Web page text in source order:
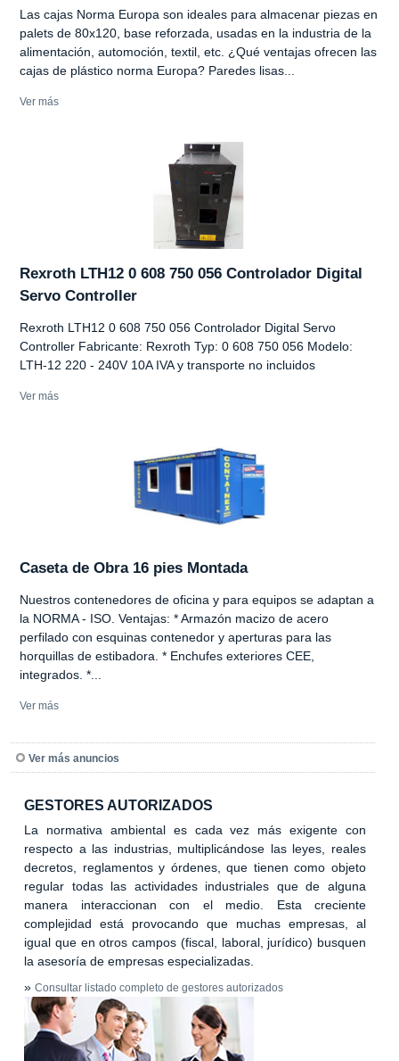
Las cajas Norma Europa son ideales para almacenar piezas en
palets de 80x120, base reforzada, usadas en la industria de la
alimentación, automoción, textil, etc. ¿Qué ventajas ofrecen las
cajas de plástico norma Europa? Paredes lisas...
Ver más
Rexroth LTH12 0 608 750 056 Controlador Digital
Servo Controller
Rexroth LTH12 0 608 750 056 Controlador Digital Servo
Controller Fabricante: Rexroth Typ: 0 608 750 056 Modelo:
LTH-12 220 - 240V 10A IVA y transporte no incluidos
Ver más
Caseta de Obra 16 pies Montada
Nuestros contenedores de oficina y para equipos se adaptan a
la NORMA - ISO. Ventajas: * Armazón macizo de acero
perfilado con esquinas contenedor y aperturas para las
horquillas de estibadora. * Enchufes exteriores CEE,
integrados. *...
Ver más
Ver más anuncios
GESTORES AUTORIZADOS
La normativa ambiental es cada vez más exigente con
respecto a las industrias, multiplicándose las leyes, reales
decretos, reglamentos y órdenes, que tienen como objeto
regular todas las actividades industriales que de alguna
manera interaccionan con el medio. Esta creciente
complejidad está provocando que muchas empresas, al
igual que en otros campos (fiscal, laboral, jurídico) busquen
la asesoría de empresas especializadas.
» Consultar listado completo de gestores autorizados